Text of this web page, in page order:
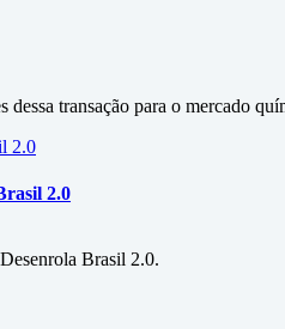
transação para o mercado
2.0
Brasil 2.0.